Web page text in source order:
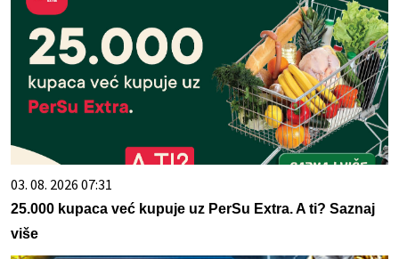
03. 08. 2026 07:31
25.000 kupaca već kupuje uz PerSu Extra. A ti? Saznaj
više